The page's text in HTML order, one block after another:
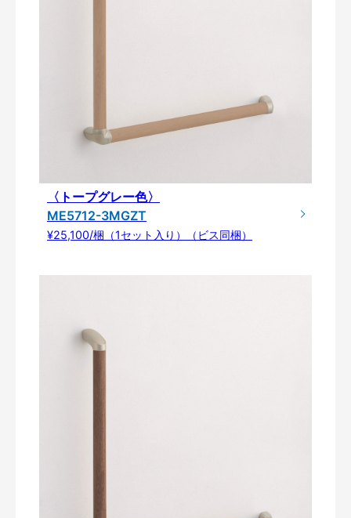
〈トープグレー色〉
ME5712-3MGZT
¥25,100/梱（1セット入り）（ビス同梱）